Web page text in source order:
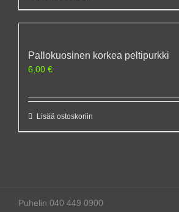
Pallokuosinen korkea peltipurkki
6,00 €
Lisää ostoskoriin
Puhelin 040 449 0900